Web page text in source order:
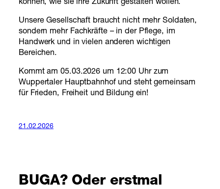
können, wie sie ihre Zukunft gestalten wollen.
Unsere Gesellschaft braucht nicht mehr Soldaten,
sondern mehr Fachkräfte – in der Pflege, im
Handwerk und in vielen anderen wichtigen
Bereichen.
Kommt am 05.03.2026 um 12:00 Uhr zum
Wuppertaler Hauptbahnhof und steht gemeinsam
für Frieden, Freiheit und Bildung ein!
21.02.2026
BUGA? Oder erstmal